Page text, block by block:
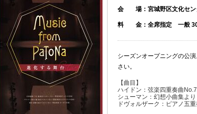
会 場：宮城野区文化セン
料 金：全席指定 一般
シーズンオープニングの公
さい。
【曲目】
ハイドン：弦楽四重奏曲
シューマン：幻想小曲集より
ドヴォルザーク：ピアノ五